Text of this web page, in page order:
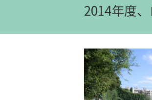
2014年度